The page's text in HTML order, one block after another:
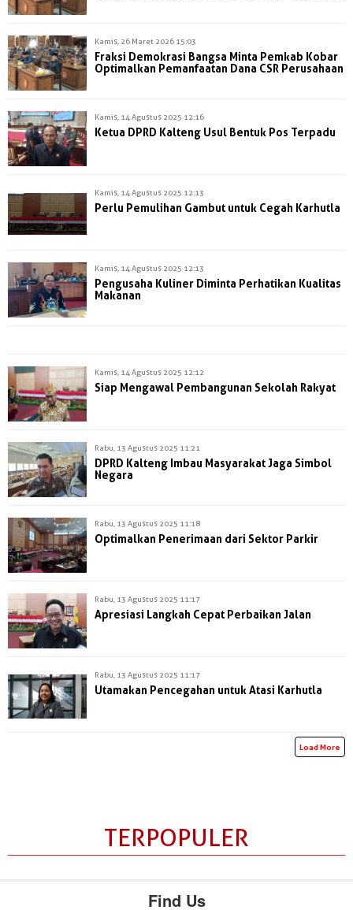
Kamis, 26 Maret 2026 15:03
Fraksi Demokrasi Bangsa Minta Pemkab Kobar
Optimalkan Pemanfaatan Dana CSR Perusahaan
Kamis, 14 Agustus 2025 12:16
Ketua DPRD Kalteng Usul Bentuk Pos Terpadu
Kamis, 14 Agustus 2025 12:13
Perlu Pemulihan Gambut untuk Cegah Karhutla
Kamis, 14 Agustus 2025 12:13
Pengusaha Kuliner Diminta Perhatikan Kualitas
Makanan
Kamis, 14 Agustus 2025 12:12
Siap Mengawal Pembangunan Sekolah Rakyat
Rabu, 13 Agustus 2025 11:21
DPRD Kalteng Imbau Masyarakat Jaga Simbol
Negara
Rabu, 13 Agustus 2025 11:18
Optimalkan Penerimaan dari Sektor Parkir
Rabu, 13 Agustus 2025 11:17
Apresiasi Langkah Cepat Perbaikan Jalan
Rabu, 13 Agustus 2025 11:17
Utamakan Pencegahan untuk Atasi Karhutla
Load More
TERPOPULER
Find Us